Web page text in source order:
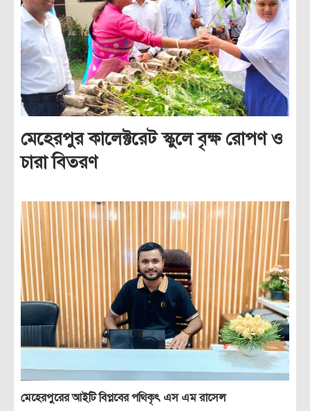
মেহেরপুর কালেক্টরেট স্কুলে বৃক্ষ রোপণ ও
চারা বিতরণ
মেহেরপুরের আইটি বিপ্লবের পথিকৃৎ এস এম রাসেল